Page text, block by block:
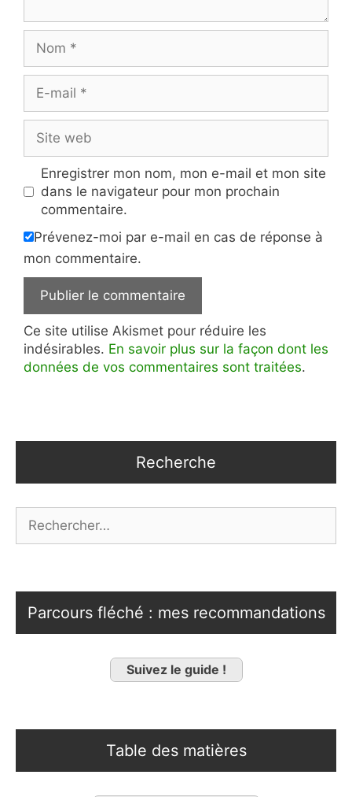
mail
web
Enregistrer mon nom, mon e-mail et mon site
dans le navigateur pour mon prochain
commentaire.
Prévenez-moi par e-mail en cas de réponse à
mon commentaire.
Ce site utilise Akismet pour réduire les
indésirables. En savoir plus sur la façon dont les
données de vos commentaires sont traitées.
Recherche
Parcours fléché : mes recommandations
Suivez le guide !
Table des matières